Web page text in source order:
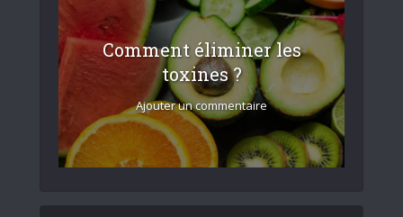
Comment éliminer les
toxines ?
Ajouter un commentaire